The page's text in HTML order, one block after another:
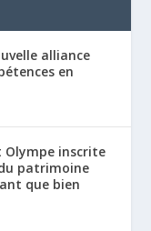
alliance
en
Olympe inscrite
patrimoine
que bien